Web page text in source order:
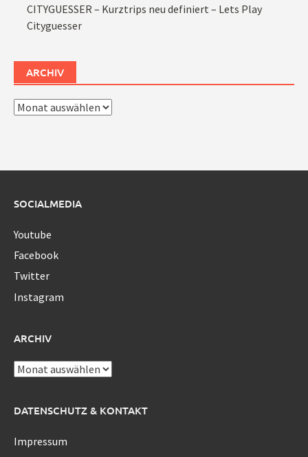
CITYGUESSER – Kurztrips neu definiert – Lets Play
Cityguesser
ARCHIV
Archiv
SOCIALMEDIA
Youtube
Facebook
Twitter
Instagram
ARCHIV
Archiv
DATENSCHUTZ & KONTAKT
Impressum